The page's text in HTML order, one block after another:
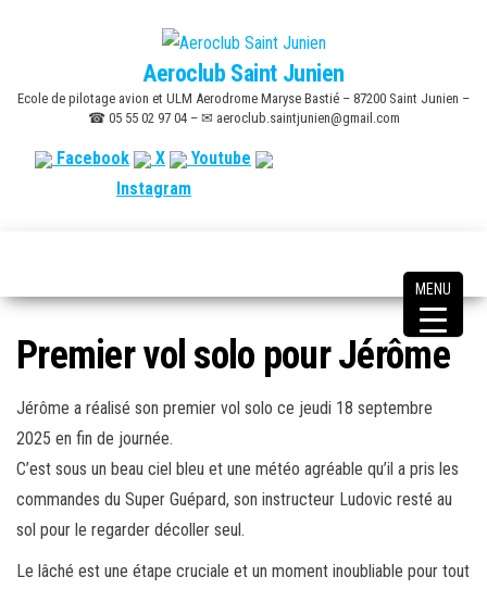
content
Aeroclub Saint Junien
Ecole de pilotage avion et ULM Aerodrome Maryse Bastié – 87200 Saint Junien –
☎ 05 55 02 97 04 – ✉ aeroclub.saintjunien@gmail.com
Facebook X
Youtube
Instagram
Premier vol solo pour Jérôme
Jérôme a réalisé son premier vol solo ce jeudi 18 septembre
2025 en fin de journée.
C’est sous un beau ciel bleu et une météo agréable qu’il a pris les
commandes du Super Guépard, son instructeur Ludovic resté au
sol pour le regarder décoller seul.
Le lâché est une étape cruciale et un moment inoubliable pour tout
MENU